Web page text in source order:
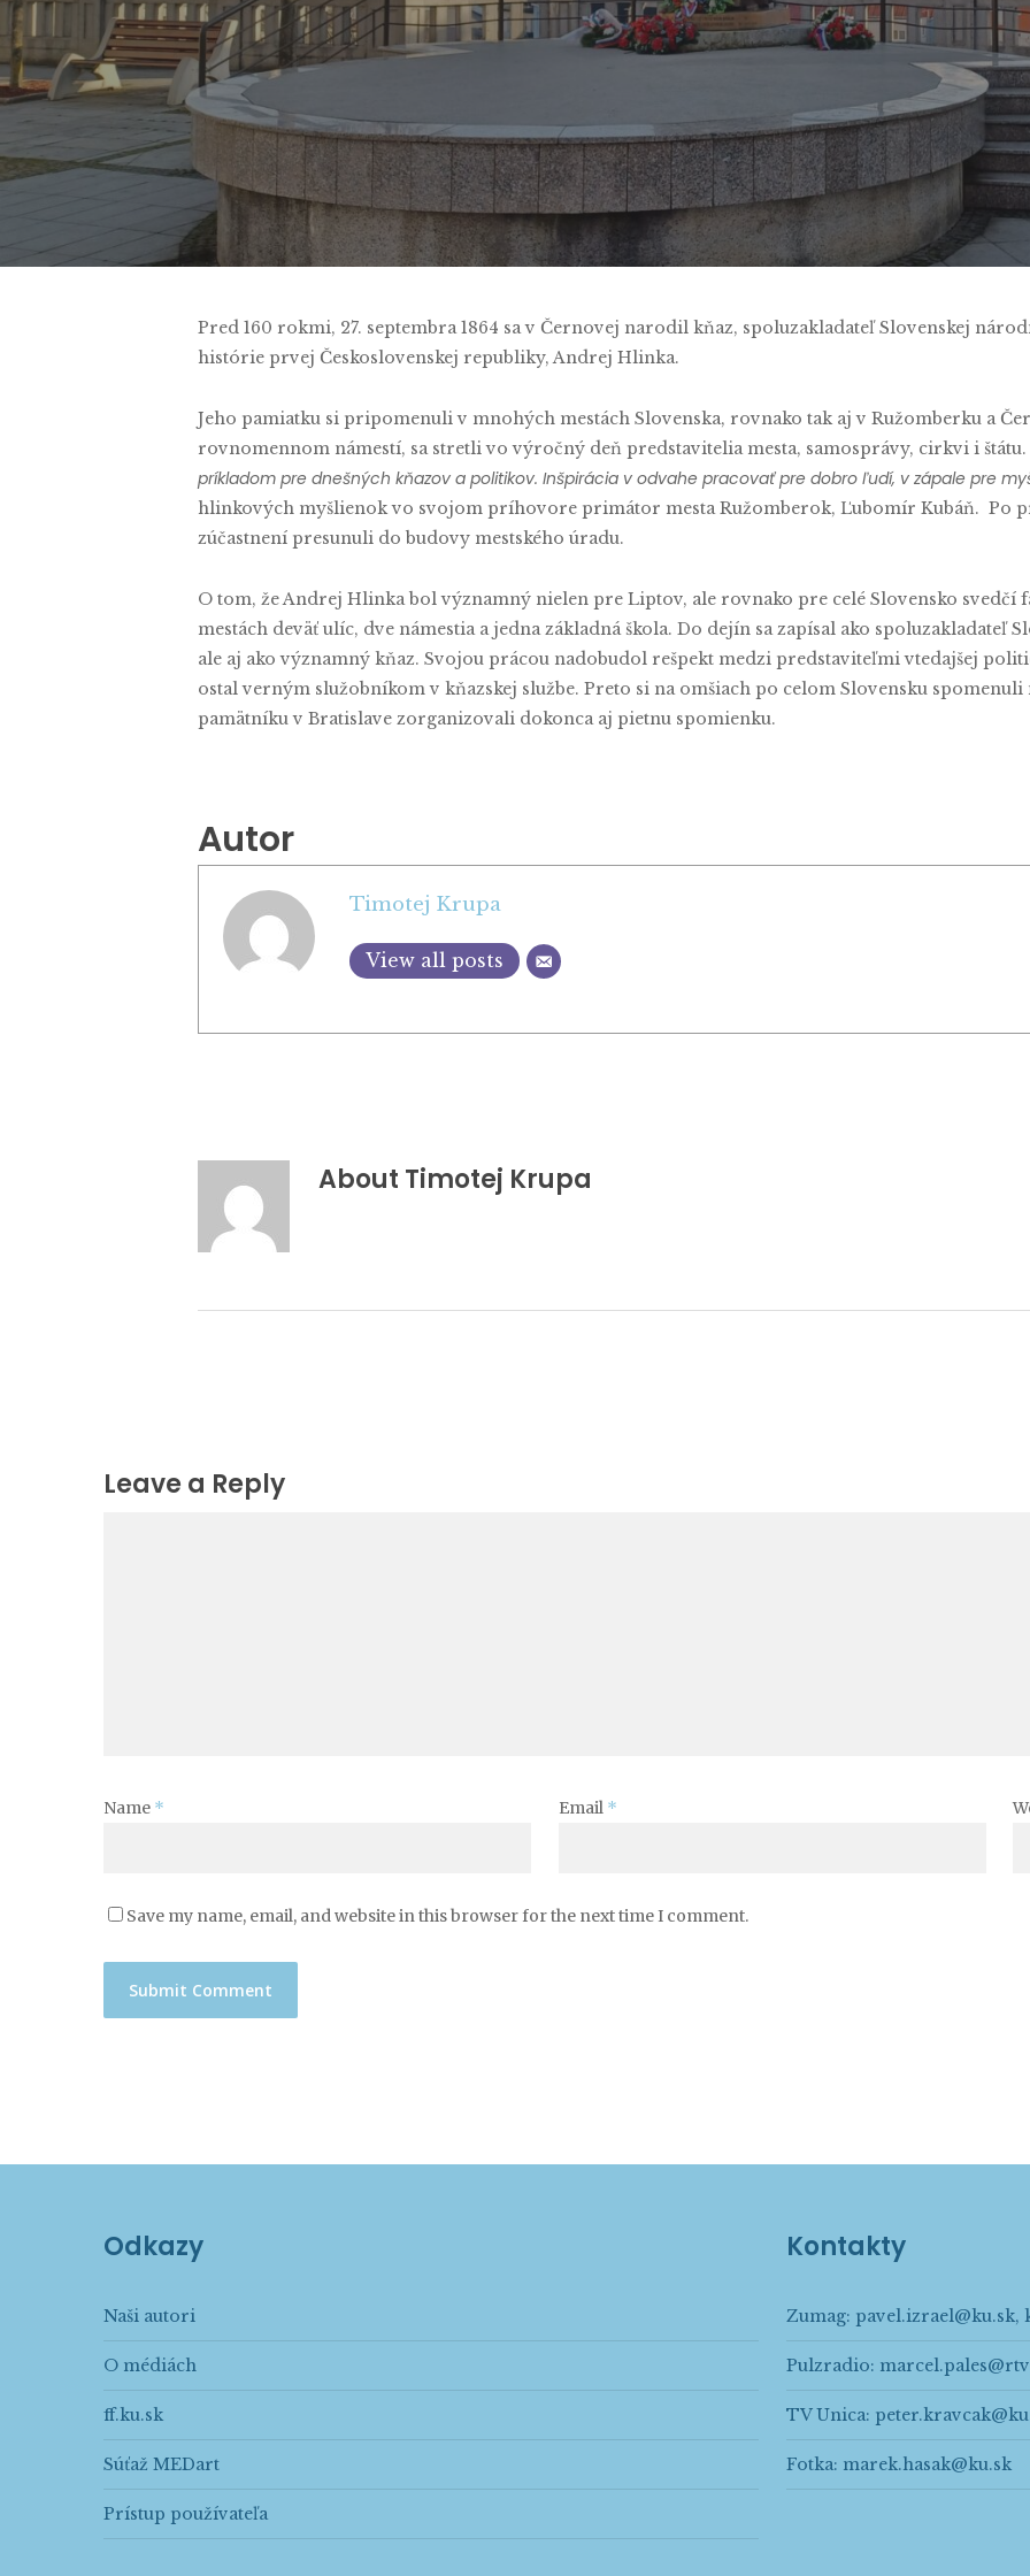
By Timotej Krupa
Pred 160 rokmi, 27. septembra 1864 sa v Černovej narodil kňaz, spoluzakladateľ Slovenskej
histórie prvej Československej republiky, Andrej Hlinka.
Jeho pamiatku si pripomenuli v mnohých mestách Slovenska, rovnako tak aj v Ružomberku a
rovnomennom námestí, sa stretli vo výročný deň predstavitelia mesta, samosprávy, cirkvi i štátu.
príkladom pre dnešných kňazov a politikov. Inšpirácia v odvahe pracovať pre dobro ľudí, v zápale pre
hlinkových myšlienok vo svojom príhovore primátor mesta Ružomberok, Ľubomír Kubáň. Po
zúčastnení presunuli do budovy mestského úradu.
O tom, že Andrej Hlinka bol významný nielen pre Liptov, ale rovnako pre celé Slovensko svedčí
mestách deväť ulíc, dve námestia a jedna základná škola. Do dejín sa zapísal ako spoluzakladateľ
ale aj ako významný kňaz. Svojou prácou nadobudol rešpekt medzi predstaviteľmi vtedajšej
ostal verným služobníkom v kňazskej službe. Preto si na omšiach po celom Slovensku
pamätníku v Bratislave zorganizovali dokonca aj pietnu spomienku.
Autor
Timotej Krupa
View all posts
About Timotej Krupa
Leave a Reply
Name * Email *
Save my name, email, and website in this browser for the next time I comment.
Odkazy
Naši autori
O médiách
ff.ku.sk
Súťaž MEDart
Prístup používateľa
Kontakty
Zumag: pavel.izrael@ku.sk,
Pulzradio:
TV Unica:
Fotka: marek.hasak@ku.sk